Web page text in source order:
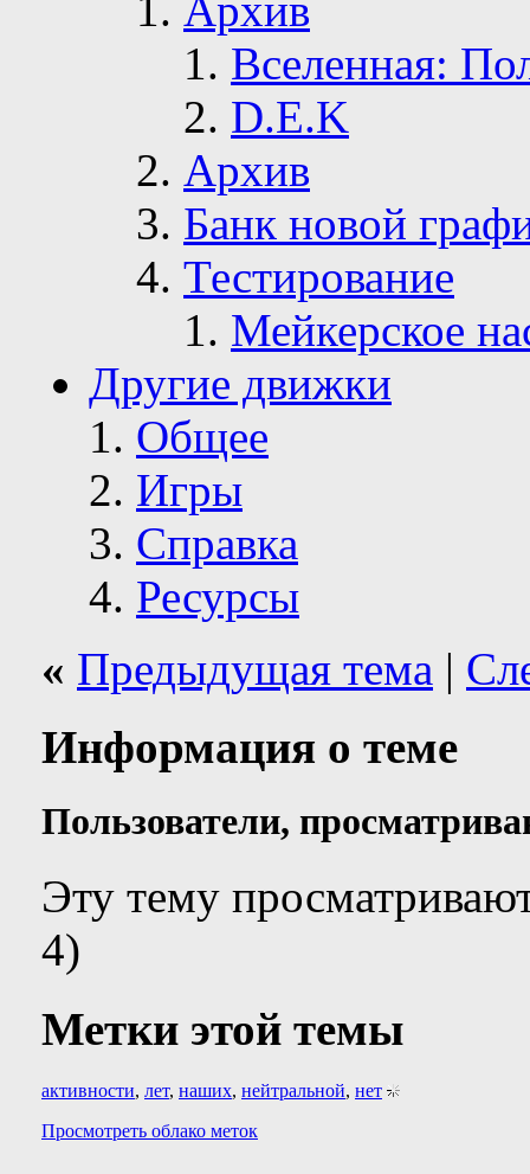
Вселенная:
D.E.K
Архив
Банк новой
Тестирование
Мейкерское
Другие движки
Общее
Игры
Справка
Ресурсы
« Предыдущая тема |
Информация о теме
Пользователи,
Эту тему
4)
Метки этой темы
активности, лет, наших, нейтральной, нет
Просмотреть облако меток